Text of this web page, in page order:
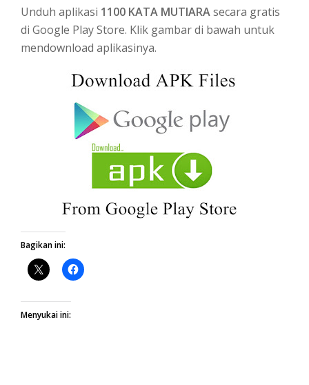
Unduh aplikasi 1100 KATA MUTIARAsecara gratis
di Google Play Store. Klik gambar di bawah untuk
mendownload aplikasinya.
Bagikan ini:
Menyukai ini: